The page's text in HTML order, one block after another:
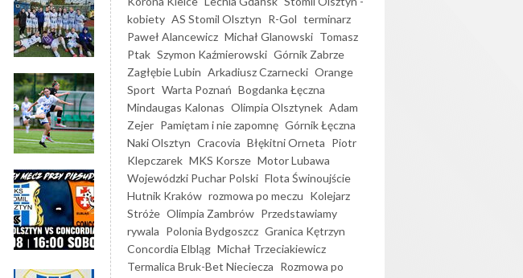
kobiety AS Stomil Olsztyn R-Gol terminarz
Paweł Alancewicz Michał Glanowski Tomasz
Ptak Szymon Kaźmierowski Górnik Zabrze
Zagłębie Lubin Arkadiusz Czarnecki Orange
Sport Warta Poznań Bogdanka Łęczna
Mindaugas Kalonas Olimpia Olsztynek Adam
Zejer Pamiętam i nie zapomnę Górnik Łęczna
Naki Olsztyn Cracovia Błękitni Orneta Piotr
Klepczarek MKS Korsze Motor Lubawa
Wojewódzki Puchar Polski Flota Świnoujście
Hutnik Kraków rozmowa po meczu Kolejarz
Stróże Olimpia Zambrów Przedstawiamy
rywala Polonia Bydgoszcz Granica Kętrzyn
Concordia Elbląg Michał Trzeciakiewicz
Termalica Bruk-Bet Nieciecza Rozmowa po